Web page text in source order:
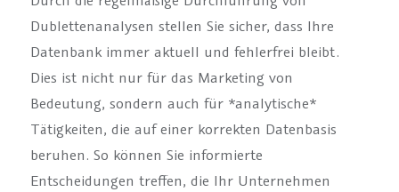
Dublettenanalysen stellen Sie sicher, dass Ihre
Datenbank immer aktuell und fehlerfrei bleibt.
Dies ist nicht nur für das Marketing von
Bedeutung, sondern auch für *analytische*
Tätigkeiten, die auf einer korrekten Datenbasis
beruhen. So können Sie informierte
Entscheidungen treffen, die Ihr Unternehmen